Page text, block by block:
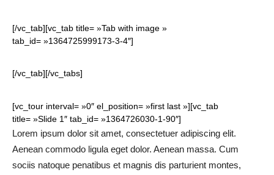
[/vc_tab][vc_tab title= »Tab with image »
tab_id= »1364725999173-3-4″]
[/vc_tab][/vc_tabs]
[vc_tour interval= »0″ el_position= »first last »][vc_tab
title= »Slide 1″ tab_id= »1364726030-1-90″]
Lorem ipsum dolor sit amet, consectetuer adipiscing elit.
Aenean commodo ligula eget dolor. Aenean massa. Cum
sociis natoque penatibus et magnis dis parturient montes,